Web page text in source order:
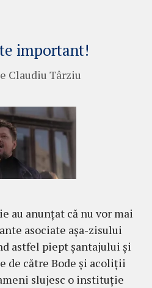
important!
Claudiu Târziu
au anunțat că nu vor mai
asociate așa-zisului
astfel piept șantajului și
de către Bode și acoliții
slujesc o instituție